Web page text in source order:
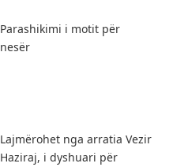
Parashikimi i motit për
nesër
Lajmërohet nga arratia Vezir
Haziraj, i dyshuari për